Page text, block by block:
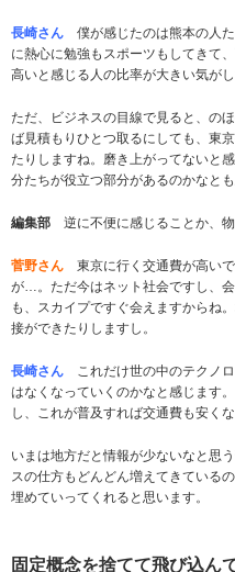
長崎さん
僕が感じたのは熊本の人
に熱心に勉強もスポーツもしてきて
高いと感じる人の比率が大きい気がし
ただ、ビジネスの目線で見ると、の
ば見積もりひとつ取るにしても、東
たりしますね。磨き上がってないと
分たちが役立つ部分があるのかなとも
編集部 逆に不便に感じることか、
菅野さん
東京に行く交通費が高い
が…。ただ今はネット社会ですし、
も、スカイプですぐ会えますからね
接ができたりしますし。
長崎さん
これだけ世の中のテクノ
はなくなっていくのかなと感じます
し、これが普及すれば交通費も安く
いまは地方だと情報が少ないなと思
スの仕方もどんどん増えてきている
埋めていってくれると思います。
固定概念を捨てて飛び込ん